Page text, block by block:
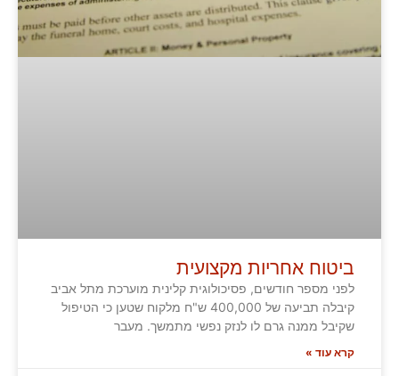
ביטוח אחריות מקצועית
לפני מספר חודשים, פסיכולוגית קלינית מוערכת מתל אביב
קיבלה תביעה של 400,000 ש"ח מלקוח שטען כי הטיפול
שקיבל ממנה גרם לו לנזק נפשי מתמשך. מעבר
קרא עוד »